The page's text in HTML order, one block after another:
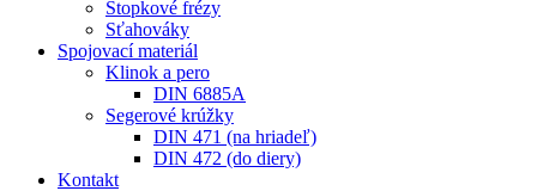
Stopkové frézy
Sťahováky
Spojovací materiál
Klinok a pero
DIN 6885A
Segerové krúžky
DIN 471 (na hriadeľ)
DIN 472 (do diery)
Kontakt